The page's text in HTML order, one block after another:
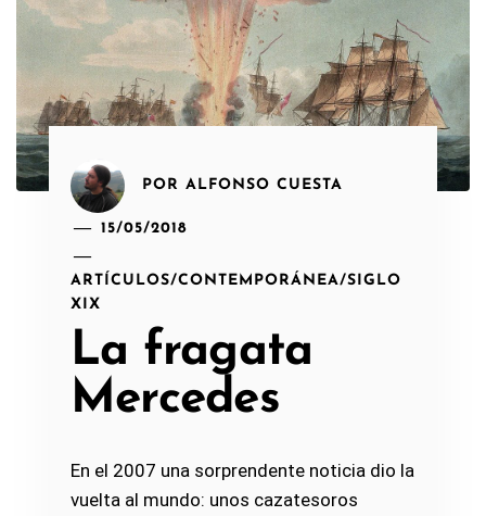
POR ALFONSO CUESTA
15/05/2018
ARTÍCULOS/CONTEMPORÁNEA/SIGLO
XIX
La fragata
Mercedes
En el 2007 una sorprendente noticia dio la
vuelta al mundo: unos cazatesoros